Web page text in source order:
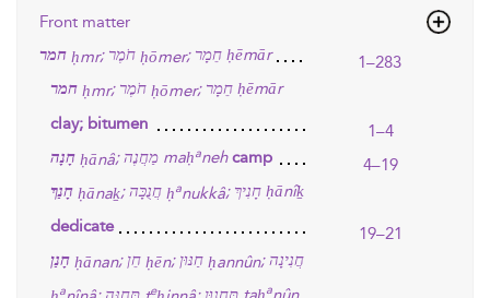
Front matter
חמר ḥmr; חֹמֶר ḥōmer; חֵמָר ḥēmār
1–283
חמר ḥmr; חֹמֶר ḥōmer; חֵמָר ḥēmār
clay; bitumen
1–4
חָנָה ḥānâ; מַחֲנֶה maḥaneh camp
4–19
חָנַךְ ḥānaḵ; חֲנֻכָּה ḥanukkâ; חָנִיךְ ḥānîḵ
dedicate
19–21
חָנַן ḥānan; חֵן ḥēn; חַנּוּן ḥannûn; חֲנִינָה
a e a